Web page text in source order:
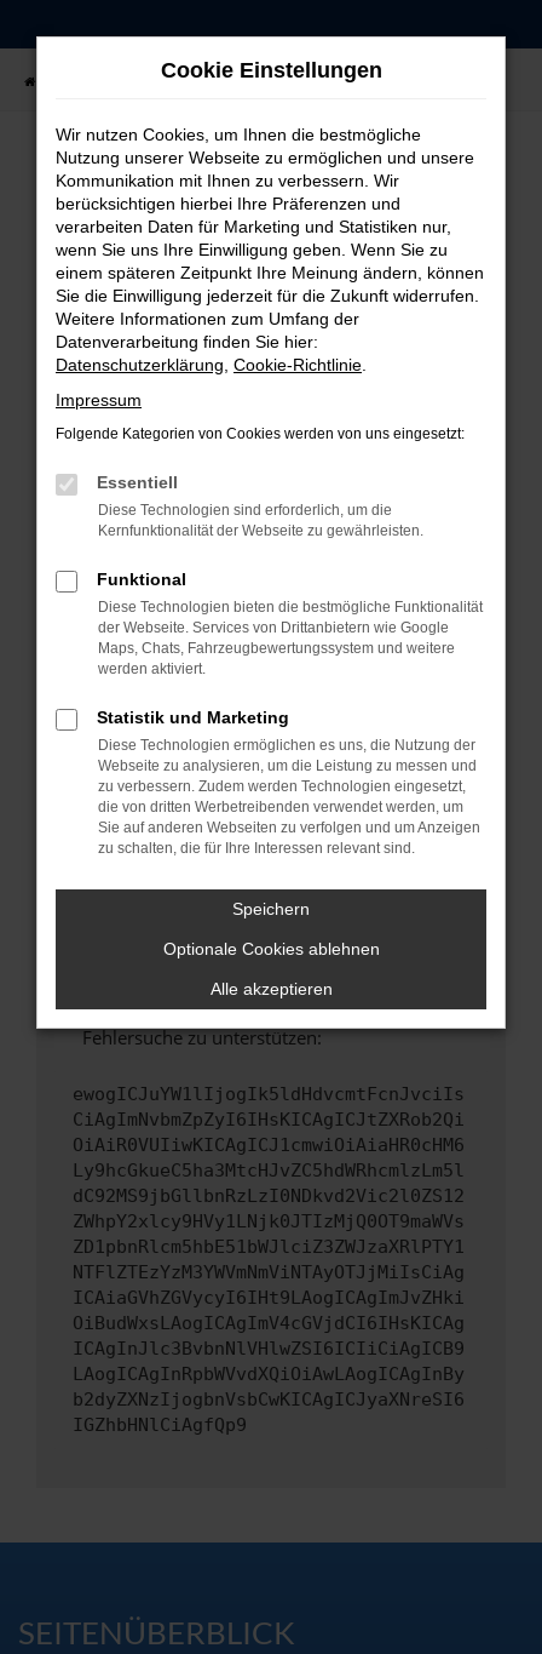
Zum
springen
Fahrzeugangebote Fahrzeug-Showroom
FEHLER: NETWORK ERROR
Beim Laden ist ein Fehler aufgetreten.
Hier sind ein paar Tipps, die dir helfen können:
Überprüfe deine Firewall und deine
Internetverbindung.
Suchmaschine?
Manche Erweiterungen, wie Werbeblocker,
können das Laden bestimmter Seiten
verhindern. Funktioniert die Seite in einem
Fenster?
Starte dein Gerät neu.
Das kann manchmal helfen, vorübergehende
Probleme zu beheben.
Stelle sicher, dass dein Browser und dein
Betriebssystem auf dem neuesten Stand
sind.
Veraltete Software birgt nicht nur ein
Sicherheitsrisiko, sondern kann auch dazu
führen, dass bestimmte Funktionen nicht mehr
Wende dich an den Webseitenbetreiber.
hast, kontaktiere uns bitte. Wir werden
versuchen, das Problem zu beheben. Du kannst
uns diesen Text schicken, um uns bei der
Fehlersuche zu unterstützen:
ewogICJuYW1lIjogIk5ldHdvcmtFcnJvciIs
CiAgImNvbmZpZyI6IHsKICAgICJtZXRob2Qi
OiAiR0VUIiwKICAgICJ1cmwiOiAiaHR0cHM6
Ly9hcGkueC5ha3MtcHJvZC5hdWRhcmlzLm5l
dC92MS9jbGllbnRzLzI0NDkvd2Vic2l0ZS12
ZWhpY2xlcy9HVy1LNjk0JTIzMjQ0OT9maWVs
ZD1pbnRlcm5hbE51bWJlciZ3ZWJzaXRlPTY1
NTFlZTEzYzM3YWVmNmViNTAyOTJjMiIsCiAg
ICAiaGVhZGVycyI6IHt9LAogICAgImJvZHki
OiBudWxsLAogICAgImV4cGVjdCI6IHsKICAg
ICAgInJlc3BvbnNlVHlwZSI6ICIiCiAgICB9
LAogICAgInRpbWVvdXQiOiAwLAogICAgInBy
b2dyZXNzIjogbnVsbCwKICAgICJyaXNreSI6
IGZhbHNlCiAgfQp9
SEITENÜBERBLICK
Cookie Einstellungen
Wir nutzen Cookies, um Ihnen die bestmögliche
Nutzung unserer Webseite zu ermöglichen und unsere
Kommunikation mit Ihnen zu verbessern. Wir
berücksichtigen hierbei Ihre Präferenzen und
verarbeiten Daten für Marketing und Statistiken nur,
wenn Sie uns Ihre Einwilligung geben. Wenn Sie zu
einem späteren Zeitpunkt Ihre Meinung ändern, können
Sie die Einwilligung jederzeit für die Zukunft widerrufen.
Weitere Informationen zum Umfang der
Datenverarbeitung finden Sie hier:
Datenschutzerklärung Cookie-Richtlinie
Impressum
Folgende Kategorien von Cookies werden von uns eingesetzt:
Essentiell
Diese Technologien sind erforderlich, um die
Kernfunktionalität der Webseite zu gewährleisten.
Funktional
Diese Technologien bieten die bestmögliche Funktionalität
der Webseite. Services von Drittanbietern wie Google
Maps, Chats, Fahrzeugbewertungssystem und weitere
werden aktiviert.
Statistik und Marketing
Diese Technologien ermöglichen es uns, die Nutzung der
Webseite zu analysieren, um die Leistung zu messen und
zu verbessern. Zudem werden Technologien eingesetzt,
die von dritten Werbetreibenden verwendet werden, um
Sie auf anderen Webseiten zu verfolgen und um Anzeigen
zu schalten, die für Ihre Interessen relevant sind.
Speichern
Optionale Cookies ablehnen
Alle akzeptieren